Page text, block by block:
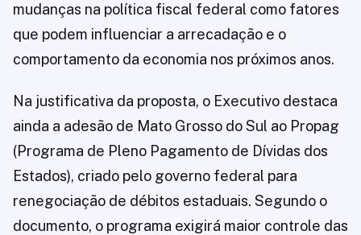
mudanças na política fiscal federal como fatores
que podem influenciar a arrecadação e o
comportamento da economia nos próximos anos.
Na justificativa da proposta, o Executivo destaca
ainda a adesão de Mato Grosso do Sul ao Propag
(Programa de Pleno Pagamento de Dívidas dos
Estados), criado pelo governo federal para
renegociação de débitos estaduais. Segundo o
documento, o programa exigirá maior controle das